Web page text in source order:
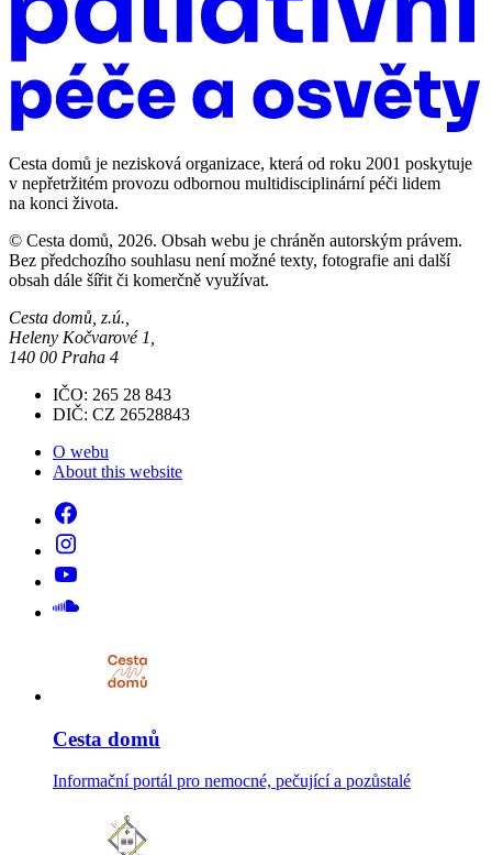
Cesta domů je nezisková organizace, která od roku 2001 poskytuje
v nepřetržitém provozu odbornou multidisciplinární péči lidem
na konci života.
© Cesta domů, 2026. Obsah webu je chráněn autorským právem.
Bez předchozího souhlasu není možné texty, fotografie ani další
obsah dále šířit či komerčně využívat.
Cesta domů, z.ú.,
Heleny Kočvarové 1,
140 00 Praha 4
IČO: 265 28 843
DIČ: CZ 26528843
O webu
About this website
Cesta domů
Informační portál pro nemocné, pečující a pozůstalé